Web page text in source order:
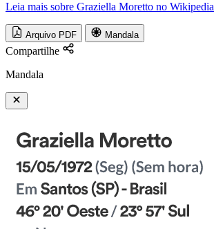
Leia mais sobre Graziella Moretto no Wikipedia
Arquivo PDF Mandala
Compartilhe
Mandala